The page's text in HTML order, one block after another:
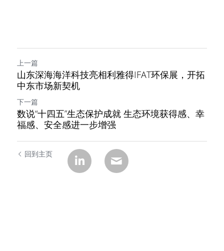
上一篇
山东深海海洋科技亮相利雅得IFAT环保展，开拓
中东市场新契机
下一篇
数说“十四五”生态保护成就 生态环境获得感、幸
福感、安全感进一步增强
回到主页